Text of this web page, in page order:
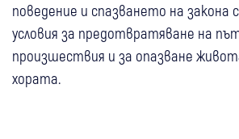
поведение и спазването на закона
условия за предотвратяване на
произшествия и за опазване
хората.